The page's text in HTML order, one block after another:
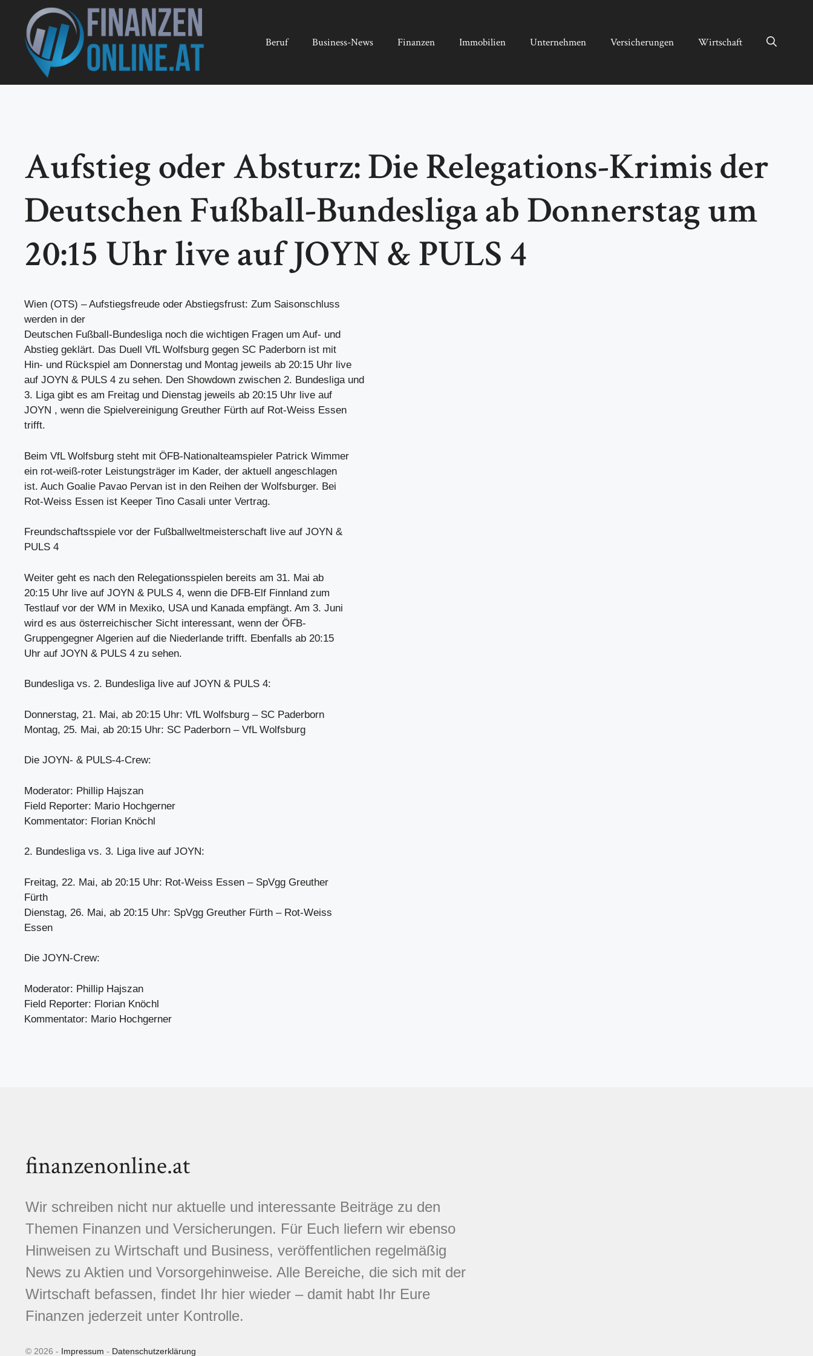
springen
Beruf Business-News Finanzen Immobilien Unternehmen Versicherungen Wirtschaft
Aufstieg oder Absturz: Die Relegations-Krimis der
Deutschen Fußball-Bundesliga ab Donnerstag um
20:15 Uhr live auf JOYN & PULS 4
Wien (OTS) – Aufstiegsfreude oder Abstiegsfrust: Zum Saisonschluss
werden in der
Deutschen Fußball-Bundesliga noch die wichtigen Fragen um Auf- und
Abstieg geklärt. Das Duell VfL Wolfsburg gegen SC Paderborn ist mit
Hin- und Rückspiel am Donnerstag und Montag jeweils ab 20:15 Uhr live
auf JOYN & PULS 4 zu sehen. Den Showdown zwischen 2. Bundesliga und
3. Liga gibt es am Freitag und Dienstag jeweils ab 20:15 Uhr live auf
JOYN , wenn die Spielvereinigung Greuther Fürth auf Rot-Weiss Essen
trifft.
Beim VfL Wolfsburg steht mit ÖFB-Nationalteamspieler Patrick Wimmer
ein rot-weiß-roter Leistungsträger im Kader, der aktuell angeschlagen
ist. Auch Goalie Pavao Pervan ist in den Reihen der Wolfsburger. Bei
Rot-Weiss Essen ist Keeper Tino Casali unter Vertrag.
Freundschaftsspiele vor der Fußballweltmeisterschaft live auf JOYN &
PULS 4
Weiter geht es nach den Relegationsspielen bereits am 31. Mai ab
20:15 Uhr live auf JOYN & PULS 4, wenn die DFB-Elf Finnland zum
Testlauf vor der WM in Mexiko, USA und Kanada empfängt. Am 3. Juni
wird es aus österreichischer Sicht interessant, wenn der ÖFB-
Gruppengegner Algerien auf die Niederlande trifft. Ebenfalls ab 20:15
Uhr auf JOYN & PULS 4 zu sehen.
Bundesliga vs. 2. Bundesliga live auf JOYN & PULS 4:
Donnerstag, 21. Mai, ab 20:15 Uhr: VfL Wolfsburg – SC Paderborn
Montag, 25. Mai, ab 20:15 Uhr: SC Paderborn – VfL Wolfsburg
Die JOYN- & PULS-4-Crew:
Moderator: Phillip Hajszan
Field Reporter: Mario Hochgerner
Kommentator: Florian Knöchl
2. Bundesliga vs. 3. Liga live auf JOYN:
Freitag, 22. Mai, ab 20:15 Uhr: Rot-Weiss Essen – SpVgg Greuther
Fürth
Dienstag, 26. Mai, ab 20:15 Uhr: SpVgg Greuther Fürth – Rot-Weiss
Essen
Die JOYN-Crew:
Moderator: Phillip Hajszan
Field Reporter: Florian Knöchl
Kommentator: Mario Hochgerner
finanzenonline.at
Wir schreiben nicht nur aktuelle und interessante Beiträge zu den
Themen Finanzen und Versicherungen. Für Euch liefern wir ebenso
Hinweisen zu Wirtschaft und Business, veröffentlichen regelmäßig
News zu Aktien und Vorsorgehinweise. Alle Bereiche, die sich mit der
Wirtschaft befassen, findet Ihr hier wieder – damit habt Ihr Eure
Finanzen jederzeit unter Kontrolle.
© 2026 - Impressum - Datenschutzerklärung